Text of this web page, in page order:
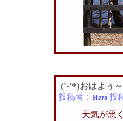
('-'*)おはよぅ
投稿者： Hero 投
天気が悪